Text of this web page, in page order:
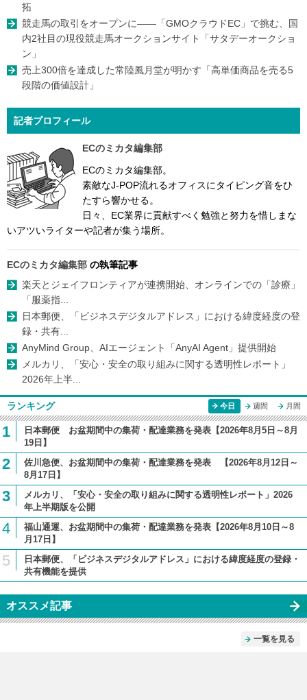
拓
競走馬の取引をオープンに――「GMOクラウドEC」で挑む、国
内2社目の現役競走馬オークションサイト「サタデーオークショ
ン」
売上300倍を達成した常陸風月堂が明かす「高単価商品を売る5
段階の価値設計」
記者プロフィール
ECのミカタ編集部
ECのミカタ編集部。
素敵なJ-POP流れるオフィスにタイピング音をひ
たすら響かせる。
日々、EC業界に貢献すべく勉強と努力を惜しまな
いアツいライターや記者が集う場所。
ECのミカタ編集部 の執筆記事
楽天とジェイフロンティアが連携開始、オンラインでの「診療」
「服薬指...
日本郵便、「ビジネスデジタルアドレス」における緯度経度の登
録・共有...
AnyMind Group、AIエージェント「AnyAI Agent」提供開始
メルカリ、「安心・安全の取り組みに関する透明性レポート」
2026年上半...
ランキング 今日 週間 月間
1
日本郵便 お盆期間中の集荷・配達業務を発表【2026年8月5日～8月
19日】
2
佐川急便、お盆期間中の集荷・配達業務を発表 【2026年8月12日～
8月17日】
3
メルカリ、「安心・安全の取り組みに関する透明性レポート」2026
年上半期版を公開
4
福山通運、お盆期間中の集荷・配達業務を発表【2026年8月10日～8
月17日】
5
日本郵便、「ビジネスデジタルアドレス」における緯度経度の登録・
共有機能を提供
オススメ記事
一覧を見る